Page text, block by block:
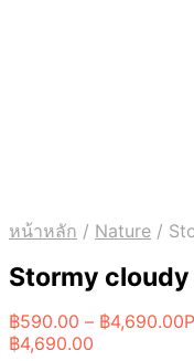
หน้าหลัก / Nature /
Stormy cloudy
฿590.00 – ฿4,690.00
฿4,690.00